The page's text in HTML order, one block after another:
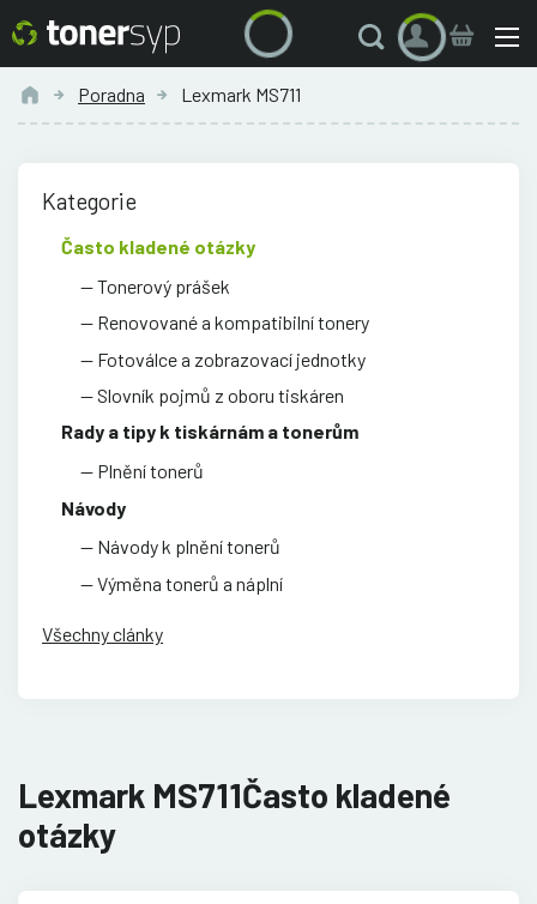
Poradna Lexmark MS711
Kategorie
Často kladené otázky
Tonerový prášek
Renovované a kompatibilní tonery
Fotoválce a zobrazovací jednotky
Slovník pojmů z oboru tiskáren
Rady a tipy k tiskárnám a tonerům
Plnění tonerů
Návody
Návody k plnění tonerů
Výměna tonerů a náplní
Všechny clánky
Lexmark MS711Často kladené
otázky